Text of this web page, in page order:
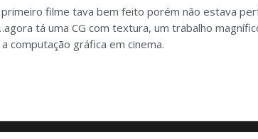
filme tava bem feito porém não estava
tá uma CG com textura, um trabalho
computação gráfica em cinema.